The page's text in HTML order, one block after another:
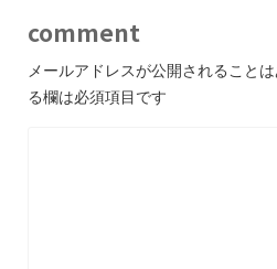
comment
メールアドレスが公開されることは
る欄は必須項目です